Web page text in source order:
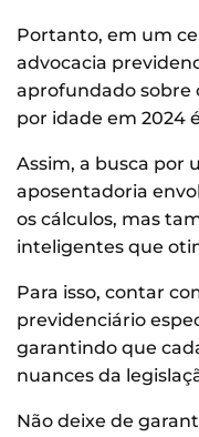
Portanto, em um
advocacia
aprofundado sobre
por idade em 2024
Assim, a busca por
aposentadoria
os cálculos, mas
inteligentes que
Para isso, contar
previdenciário
garantindo que
nuances da
Não deixe de